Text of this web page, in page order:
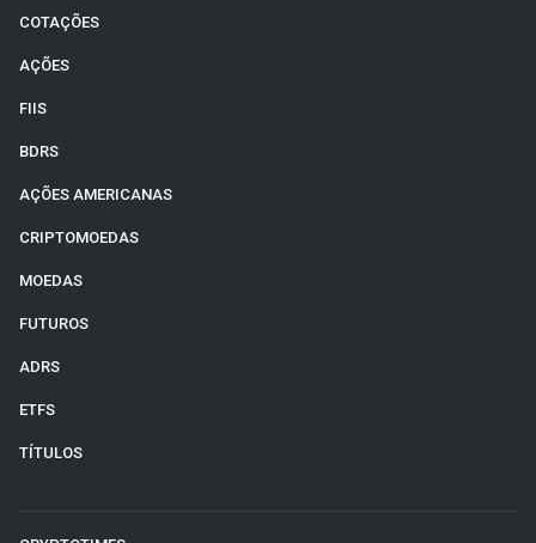
COTAÇÕES
AÇÕES
FIIS
BDRS
AÇÕES AMERICANAS
CRIPTOMOEDAS
MOEDAS
FUTUROS
ADRS
ETFS
TÍTULOS